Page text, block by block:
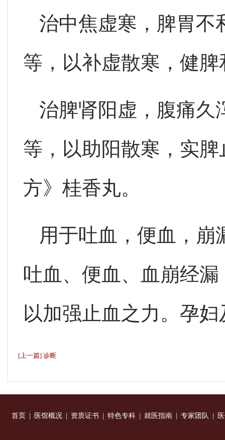
治中焦虚寒，脾胃不
等，以补虚散寒，健
治脾肾阳虚，腹痛久
等，以助阳散寒，实
方》桂香丸。
用于吐血，便血，崩
吐血、便血、血崩经
以加强止血之力。孕
[上一篇] 诊断
首页 医馆概况 资质证书 特色专科 就医指南 专家团队